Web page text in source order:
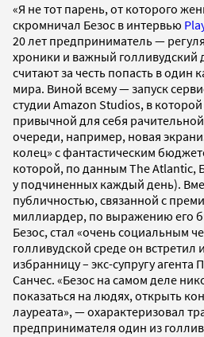
«Я не тот парень, от которого
скромничал Безос в интервью
20 лет предприниматель —
хроники и важный голливудский
считают за честь попасть в один
мира. Виной всему — запуск
студии Amazon Studios, в
привычной для себя
очереди, например, новая
колец» с фантастическим
которой, по данным The Atlantic,
у подчиненных каждый день).
публичностью, связанной с
миллиардер, по выражению его
Безос, стал «очень социальным
голливудской среде он встретил
избранницу – экс-супругу агента
Санчес. «Безос на самом деле
показаться на людях, открыть
лауреата», — охарактеризовал
предпринимателя один из